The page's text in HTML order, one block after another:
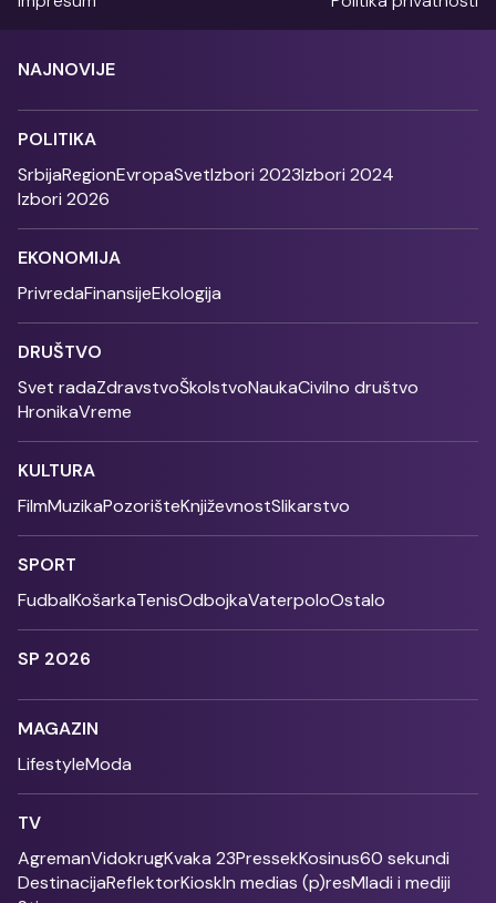
NAJNOVIJE
POLITIKA
SrbijaRegionEvropaSvetIzbori 2023Izbori 2024
Izbori 2026
EKONOMIJA
PrivredaFinansijeEkologija
DRUŠTVO
Svet radaZdravstvoŠkolstvoNaukaCivilno društvo
HronikaVreme
KULTURA
FilmMuzikaPozorišteKnjiževnostSlikarstvo
SPORT
FudbalKošarkaTenisOdbojkaVaterpoloOstalo
SP 2026
MAGAZIN
LifestyleModa
TV
AgremanVidokrugKvaka 23PressekKosinus60 sekundi
DestinacijaReflektorKioskIn medias (p)resMladi i mediji